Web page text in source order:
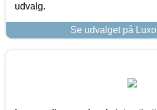
udvalg.
Se udvalget på